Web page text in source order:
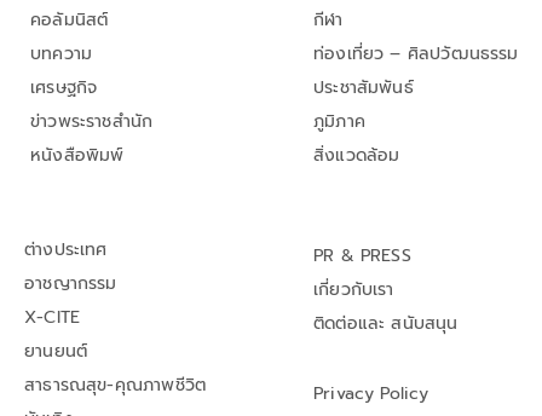
คอลัมนิสต์
บทความ
เศรษฐกิจ
ข่าวพระราชสำนัก
หนังสือพิมพ์
กีฬา
ท่องเที่ยว – ศิลปวัฒนธรรม
ประชาสัมพันธ์
ภูมิภาค
สิ่งแวดล้อม
ต่างประเทศ
อาชญากรรม
X-CITE
ยานยนต์
สาธารณสุข-คุณภาพชีวิต
PR & PRESS
เกี่ยวกับเรา
ติดต่อและ สนับสนุน
Privacy Policy